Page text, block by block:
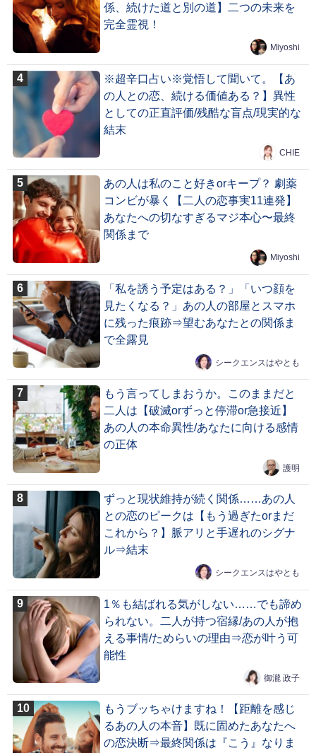
係、続けた道と別の道】二つの未来を
完全霊視！
Miyoshi
※超辛口占い※覚悟して聞いて。【あ
の人との恋、続ける価値ある？】異性
としての正直評価/残酷な盲点/現実的な
結末
CHIE
あの人は私のこと好きorキープ？ 劇薬
コンビが暴く【二人の恋事実11連発】
あなたへの切なすぎるマジ本心〜最終
関係まで
Miyoshi
「私を誘う予定はある？」「いつ顔を
見たくなる？」あの人の部屋とスマホ
に残った痕跡⇒望むあなたとの関係ま
で全露見
シークエンスはやとも
もう言ってしまおうか。このままだと
二人は【破滅orずっと停滞or急接近】
あの人の本命異性/あなたに向ける感情
の正体
護明
ずっと現状維持が続く関係……あの人
との恋のピークは【もう過ぎたorまだ
これから？】脈アリと手遅れのシグナ
ル⇒結末
シークエンスはやとも
1％も結ばれる気がしない……でも諦め
られない。二人が持つ宿縁/あの人が抱
える事情/ためらいの理由⇒恋が叶う可
能性
御瀧 政子
もうブッちゃけますね！【距離を感じ
るあの人の本音】既に固めたあなたへ
の恋決断⇒最終関係は『こう』なりま